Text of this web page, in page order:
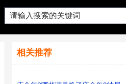
相关推荐